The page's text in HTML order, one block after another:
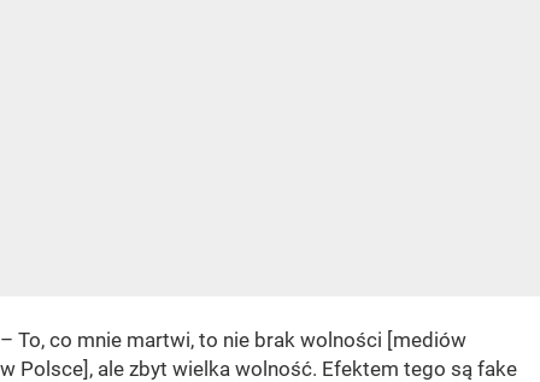
– To, co mnie martwi, to nie brak wolności [mediów
w Polsce], ale zbyt wielka wolność. Efektem tego są fake